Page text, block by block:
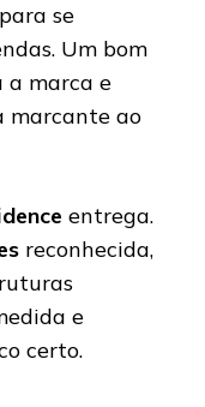
se
Um bom
a marca e
marcante ao
entrega.
reconhecida,
e
certo.